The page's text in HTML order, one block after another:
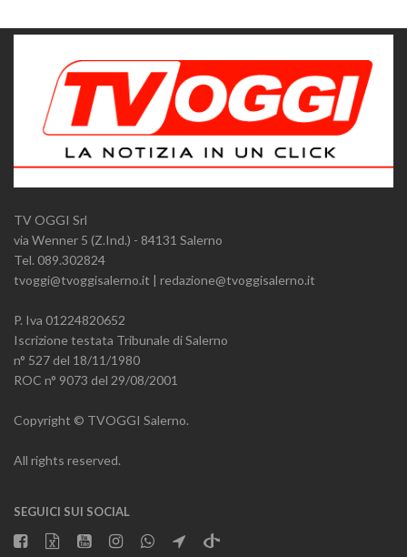
TV OGGI Srl
via Wenner 5 (Z.Ind.) - 84131 Salerno
Tel. 089.302824
tvoggi@tvoggisalerno.it | redazione@tvoggisalerno.it
P. Iva 01224820652
Iscrizione testata Tribunale di Salerno
n° 527 del 18/11/1980
ROC n° 9073 del 29/08/2001
Copyright © TVOGGI Salerno.
All rights reserved.
SEGUICI SUI SOCIAL